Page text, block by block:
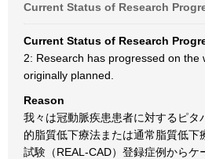
Current Status of Research
Current Status of Research
2: Research has progressed on the
originally planned.
Reason
我々は冠動脈疾患患者に対するピタ
的脂質低下療法または通常脂質低下
試験（REAL-CAD）登録症例からケ